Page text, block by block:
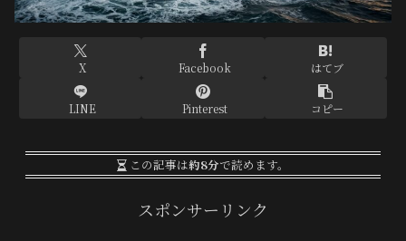
X Facebook はてブ
LINE Pinterest コピー
この記事は約8分で読めます。
スポンサーリンク